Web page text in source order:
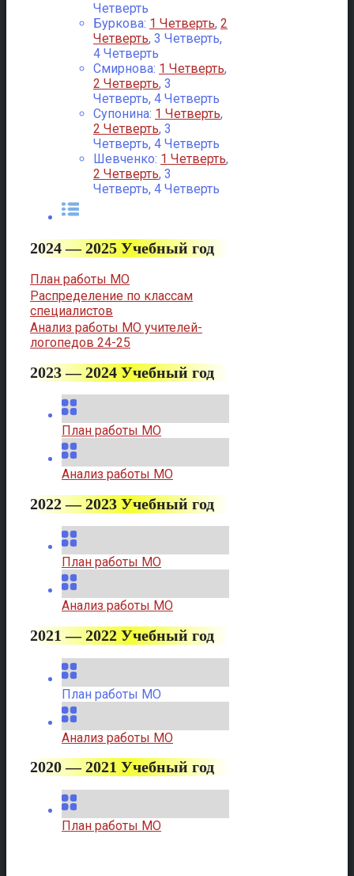
Четверть
Буркова: 1 Четверть, 2
Четверть, 3 Четверть,
4 Четверть
Смирнова: 1 Четверть,
2 Четверть, 3
Четверть, 4 Четверть
Супонина: 1 Четверть,
2 Четверть, 3
Четверть, 4 Четверть
Шевченко: 1 Четверть,
2 Четверть, 3
Четверть, 4 Четверть
2024 — 2025 Учебный год
План работы МО
Распределение по классам
специалистов
Анализ работы МО учителей-
логопедов 24-25
2023 — 2024 Учебный год
План работы МО
Анализ работы МО
2022 — 2023 Учебный год
План работы МО
Анализ работы МО
2021 — 2022 Учебный год
План работы МО
Анализ работы МО
2020 — 2021 Учебный год
План работы МО